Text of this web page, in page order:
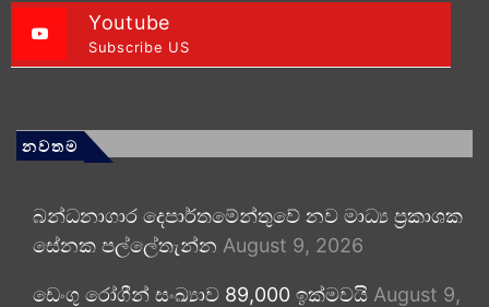
Youtube
Subscribe US
නවතම
බන්ධනාගාර දෙපාර්තමේන්තුවේ නව මාධ්‍ය ප්‍රකාශක
සේනක පල්ලේතැන්න August 9, 2026
ඩෙංගු රෝගීන් සංඛ්‍යාව 89,000 ඉක්මවයි August 9,